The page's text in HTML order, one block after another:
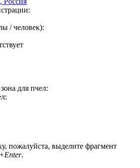
/ человек):
для пчел:
пожалуйста, выделите фрагмент
.